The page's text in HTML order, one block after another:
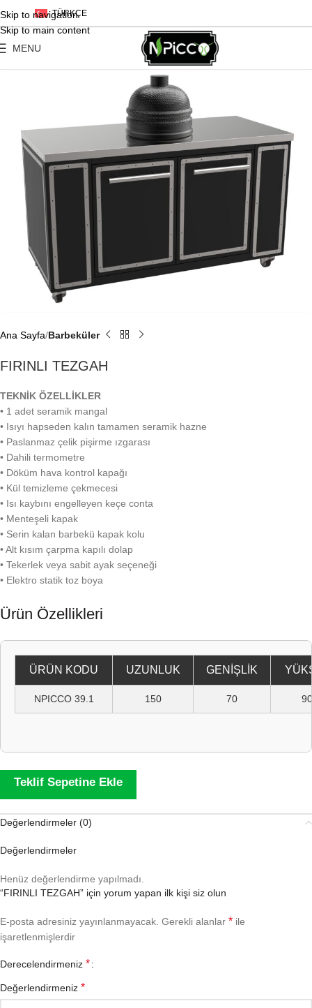
Skip to navigation
Skip to main content
TÜRKÇE
MENU
Ana Sayfa Barbeküler
FIRINLI TEZGAH
TEKNİK ÖZELLİKLER
• 1 adet seramik mangal
• Isıyı hapseden kalın tamamen seramik hazne
• Paslanmaz çelik pişirme ızgarası
• Dahili termometre
• Döküm hava kontrol kapağı
• Kül temizleme çekmecesi
• Isı kaybını engelleyen keçe conta
• Menteşeli kapak
• Serin kalan barbekü kapak kolu
• Alt kısım çarpma kapılı dolap
• Tekerlek veya sabit ayak seçeneği
• Elektro statik toz boya
Ürün Özellikleri
ÜRÜN KODU UZUNLUK GENIŞLIK
NPICCO 39.1 150 70
Teklif Sepetine Ekle
Değerlendirmeler (0)
Değerlendirmeler
Henüz değerlendirme yapılmadı.
“FIRINLI TEZGAH” için yorum yapan ilk kişi siz olun
E-posta adresiniz yayınlanmayacak. Gerekli alanlar * ile
işaretlenmişlerdir
Derecelendirmeniz *
Değerlendirmeniz *